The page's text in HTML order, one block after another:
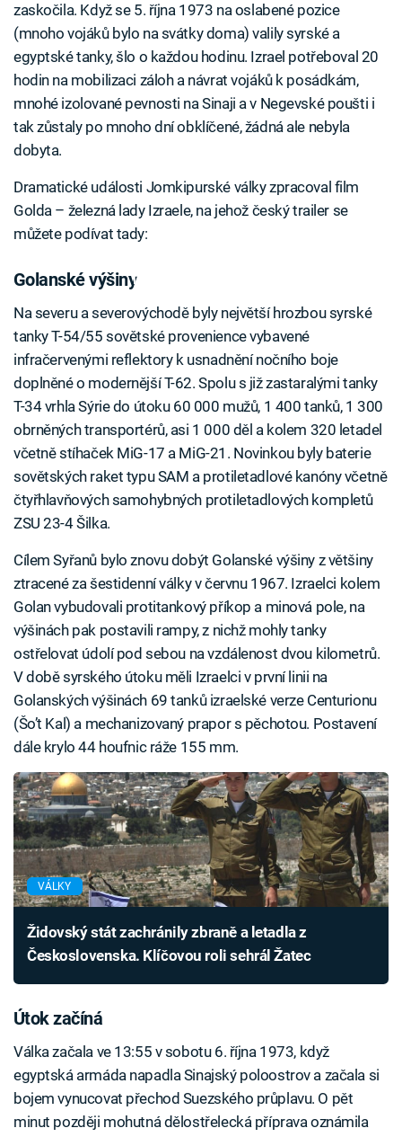
zaskočila. Když se 5. října 1973 na oslabené pozice
(mnoho vojáků bylo na svátky doma) valily syrské a
egyptské tanky, šlo o každou hodinu. Izrael potřeboval 20
hodin na mobilizaci záloh a návrat vojáků k posádkám,
mnohé izolované pevnosti na Sinaji a v Negevské poušti i
tak zůstaly po mnoho dní obklíčené, žádná ale nebyla
dobyta.
Dramatické události Jomkipurské války zpracoval film
Golda – železná lady Izraele, na jehož český trailer se
můžete podívat tady:
Failed to fetch
Golanské výšiny
Na severu a severovýchodě byly největší hrozbou syrské
tanky T-54/55 sovětské provenience vybavené
infračervenými reflektory k usnadnění nočního boje
doplněné o modernější T-62. Spolu s již zastaralými tanky
T-34 vrhla Sýrie do útoku 60 000 mužů, 1 400 tanků, 1 300
obrněných transportérů, asi 1 000 děl a kolem 320 letadel
včetně stíhaček MiG-17 a MiG-21. Novinkou byly baterie
sovětských raket typu SAM a protiletadlové kanóny včetně
čtyřhlavňových samohybných protiletadlových kompletů
ZSU 23-4 Šilka.
Cílem Syřanů bylo znovu dobýt Golanské výšiny z většiny
ztracené za šestidenní války v červnu 1967. Izraelci kolem
Golan vybudovali protitankový příkop a minová pole, na
výšinách pak postavili rampy, z nichž mohly tanky
ostřelovat údolí pod sebou na vzdálenost dvou kilometrů.
V době syrského útoku měli Izraelci v první linii na
Golanských výšinách 69 tanků izraelské verze Centurionu
(Šo’t Kal) a mechanizovaný prapor s pěchotou. Postavení
dále krylo 44 houfnic ráže 155 mm.
VÁLKY
Židovský stát zachránily zbraně a letadla z
Československa. Klíčovou roli sehrál Žatec
Útok začíná
Válka začala ve 13:55 v sobotu 6. října 1973, když
egyptská armáda napadla Sinajský poloostrov a začala si
bojem vynucovat přechod Suezského průplavu. O pět
minut později mohutná dělostřelecká příprava oznámila